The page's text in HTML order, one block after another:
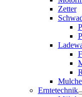
Zetter
Erntetechnik